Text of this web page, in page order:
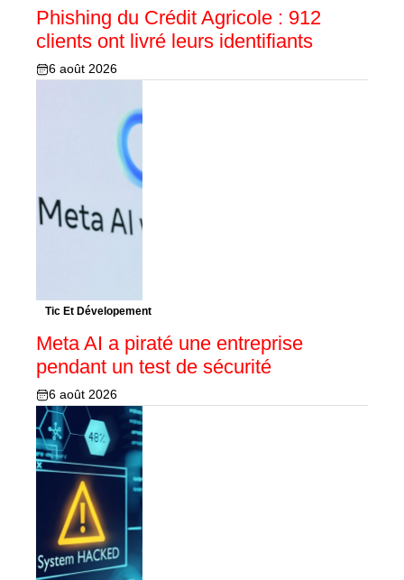
Phishing du Crédit Agricole : 912
clients ont livré leurs identifiants
6 août 2026
Tic Et Dévelopement
Meta AI a piraté une entreprise
pendant un test de sécurité
6 août 2026